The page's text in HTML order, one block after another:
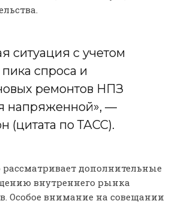
ситуация с учетом
пика спроса и
ремонтов НПЗ
напряженной», —
(цитата по ТАСС).
рассматривает дополнительные
внутреннего рынка
Особое внимание на совещании